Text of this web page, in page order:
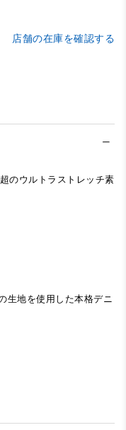
店舗の在庫を確認する
のウルトラストレッチ素
生地を使用した本格デニ